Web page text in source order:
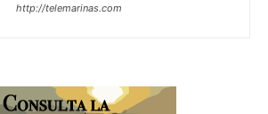
http://telemarinas.com